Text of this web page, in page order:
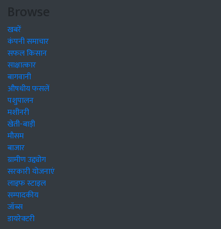
Browse
खबरें
कंपनी समाचार
सफल किसान
साक्षात्कार
बागवानी
औषधीय फसलें
पशुपालन
मशीनरी
खेती-बाड़ी
मौसम
बाजार
ग्रामीण उद्द्योग
सरकारी योजनाएं
लाइफ स्टाइल
सम्पादकीय
जॉब्स
डायरेक्टरी